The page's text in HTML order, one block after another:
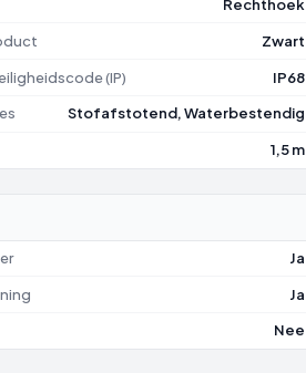
Rechthoek
Zwart
(IP) IP68
Stofafstotend, Waterbestendig
1,5 m
Ja
Ja
Nee